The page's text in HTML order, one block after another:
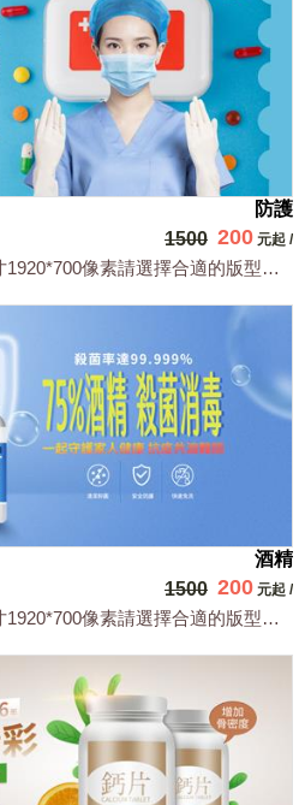
防護
1500 200 元起 /
最大輸出尺寸1920*700像素請選擇合適的版型，文字或相關商品圖須由買方提供文...
酒精
1500 200 元起 /
最大輸出尺寸1920*700像素請選擇合適的版型，文字或相關商品圖須由買方提供文...